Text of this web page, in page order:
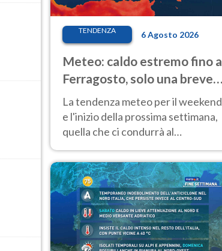
TENDENZA 6 Agosto 2026
Meteo: caldo estremo fino a
Ferragosto, solo una breve
pausa. Ecco dove
La tendenza meteo per il weekend
e l'inizio della prossima settimana,
quella che ci condurrà al
temperature molto elevate